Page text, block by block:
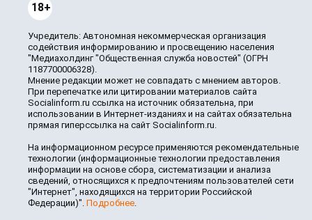
18+
Учредитель: Автономная некоммерческая организация
содействия информированию и просвещению населения
"Медиахолдинг "Общественная служба новостей" (ОГРН
1187700006328).
Мнение редакции может не совпадать с мнением авторов.
При перепечатке или цитировании материалов сайта
Socialinform.ru ссылка на источник обязательна, при
использовании в Интернет-изданиях и на сайтах обязательна
прямая гиперссылка на сайт Socialinform.ru.
На информационном ресурсе применяются рекомендательные
технологии (информационные технологии предоставления
информации на основе сбора, систематизации и анализа
сведений, относящихся к предпочтениям пользователей сети
"Интернет", находящихся на территории Российской
Федерации)". Подробнее.